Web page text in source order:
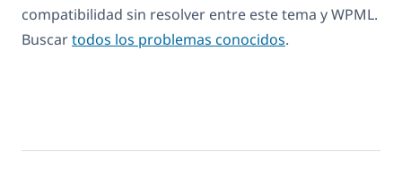
compatibilidad sin resolver entre este tema y WPML.
Buscartodos los problemas conocidos.